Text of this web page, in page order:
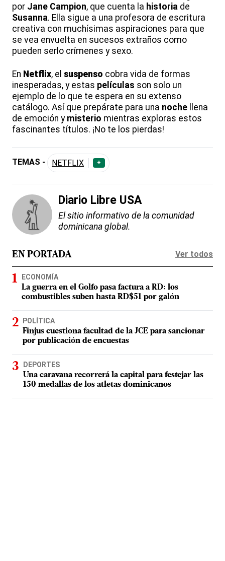
por Jane Campion, que cuenta la historia de
Susanna. Ella sigue a una profesora de escritura
creativa con muchísimas aspiraciones para que
se vea envuelta en sucesos extraños como
pueden serlo crímenes y sexo.
En Netflix, el suspenso cobra vida de formas
inesperadas, y estas películas son solo un
ejemplo de lo que te espera en su extenso
catálogo. Así que prepárate para una noche llena
de emoción y misterio mientras exploras estos
fascinantes títulos. ¡No te los pierdas!
TEMAS - NETFLIX +
Diario Libre USA
El sitio informativo de la comunidad
dominicana global.
EN PORTADA Ver todos
ECONOMÍA
La guerra en el Golfo pasa factura a RD: los
combustibles suben hasta RD$51 por galón
POLÍTICA
Finjus cuestiona facultad de la JCE para sancionar
por publicación de encuestas
DEPORTES
Una caravana recorrerá la capital para festejar las
150 medallas de los atletas dominicanos